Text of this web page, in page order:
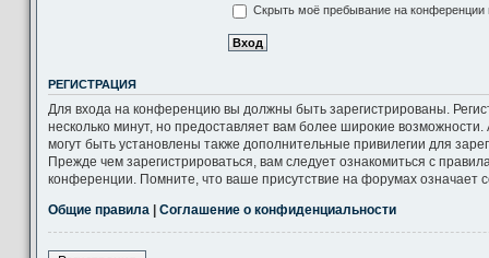
Скрыть моё пребывание на конференции
РЕГИСТРАЦИЯ
Для входа на конференцию вы должны быть зарегистрированы.
несколько минут, но предоставляет вам более широкие
могут быть установлены также дополнительные привилегии для
Прежде чем зарегистрироваться, вам следует ознакомиться с
конференции. Помните, что ваше присутствие на форумах означает
Общие правила
Соглашение о конфиденциальности